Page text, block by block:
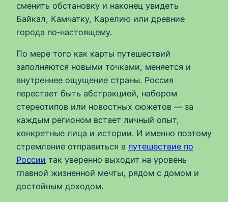
сменить обстановку и наконец увидеть
Байкал, Камчатку, Карелию или древние
города по‑настоящему.
По мере того как карты путешествий
заполняются новыми точками, меняется и
внутреннее ощущение страны. Россия
перестает быть абстракцией, набором
стереотипов или новостных сюжетов — за
каждым регионом встает личный опыт,
конкретные лица и истории. И именно поэтому
стремление отправиться в путешествие по
России так уверенно выходит на уровень
главной жизненной мечты, рядом с домом и
достойным доходом.